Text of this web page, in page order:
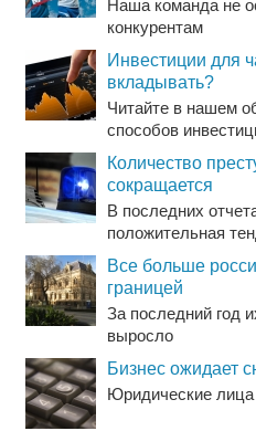
Наша команда не
конкурентам
Инвестиции для
вкладывать?
Читайте в нашем
способов
Количество
сокращается
В последних
положительная
Все больше
границей
За последний год
выросло
Бизнес ожидает
Юридические